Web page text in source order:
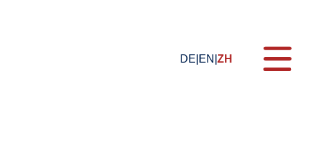
DE EN ZH